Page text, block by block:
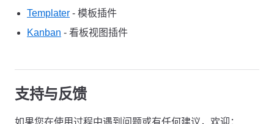
Templater - 模板插件
Kanban - 看板视图插件
支持与反馈
如果您在使用过程中遇到问题或有任何建议，欢迎：